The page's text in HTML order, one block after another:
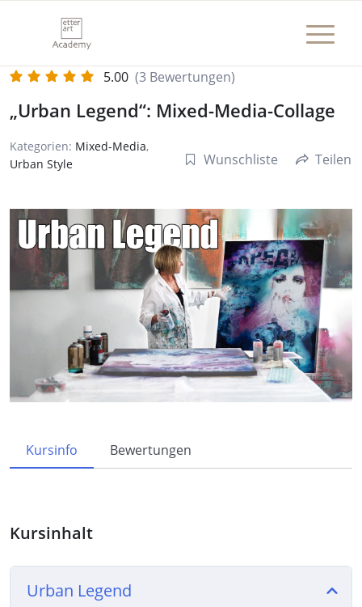
5.00 (3 Bewertungen)
„Urban Legend“: Mixed-Media-Collage
Kategorien: Mixed-Media,
Urban Style
Wunschliste Teilen
Kursinfo Bewertungen
Kursinhalt
Urban Legend